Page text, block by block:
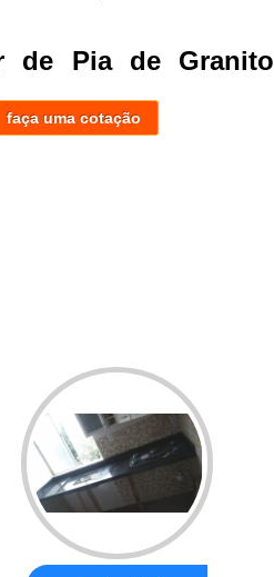
de Pia de Granito
faça uma cotação